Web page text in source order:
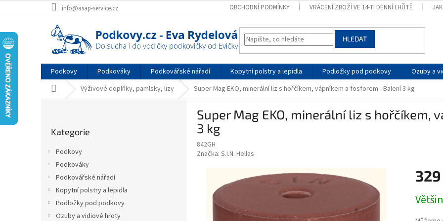
na
info@asap-service.cz OBCHODNÍ PODMÍNKY VRÁCENÍ ZBOŽÍ VE 14-TI DENNÍ LHŮTĚ
HLEDAT
Podkovy Podkováky Podkovářské nářadí Kopytní polstry a lepidla Podložky pod podkovy Ozuby a
Domů Výživové doplňky, pamlsky, lizy Super Mag EKO, minerální liz s hořčíkem, vápníkem a fosforem - Balení 3 kg
kategorie
Kategorie
Podkovy
Podkováky
Podkovářské nářadí
Kopytní polstry a lepidla
Podložky pod podkovy
Ozuby a vidiové hroty
Super Mag EKO, minerální liz s hořčíkem,
3 kg
842GH
Značka: S.I.N. Hellas
cena: